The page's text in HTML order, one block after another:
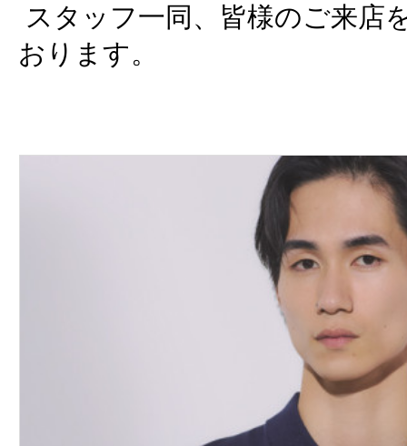
スタッフ一同、皆様のご来店
おります。